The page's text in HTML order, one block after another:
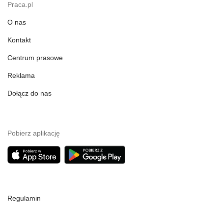
Praca.pl
O nas
Kontakt
Centrum prasowe
Reklama
Dołącz do nas
Pobierz aplikację
Regulamin